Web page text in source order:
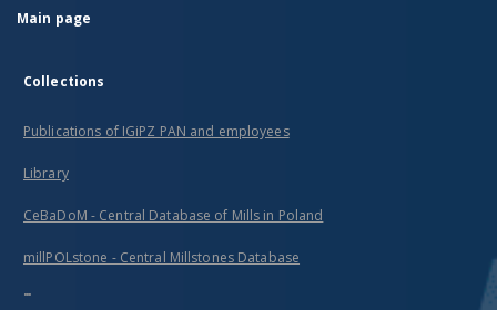
Main page
Collections
Publications of IGiPZ PAN and employees
Library
CeBaDoM - Central Database of Mills in Poland
millPOLstone - Central Millstones Database
...